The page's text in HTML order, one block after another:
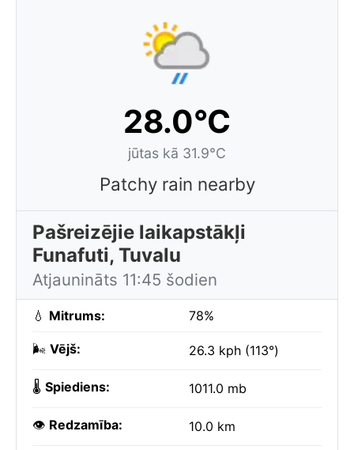
28.0°C
jūtas kā 31.9°C
Patchy rain nearby
Pašreizējie laikapstākļi
Funafuti, Tuvalu
Atjaunināts 11:45 šodien
💧 Mitrums: 78%
🌬️ Vējš: 26.3 kph (113°)
🌡️ Spiediens: 1011.0 mb
👁️ Redzamība: 10.0 km